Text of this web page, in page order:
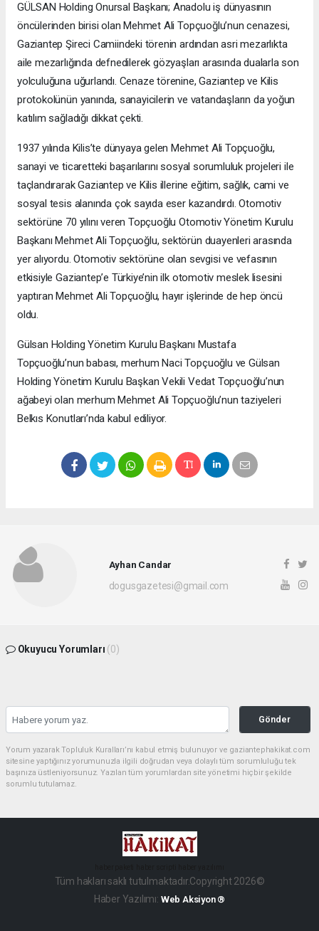
GÜLSAN Holding Onursal Başkanı; Anadolu iş dünyasının
öncülerinden birisi olan Mehmet Ali Topçuoğlu’nun cenazesi,
Gaziantep Şireci Camiindeki törenin ardından asri mezarlıkta
aile mezarlığında defnedilerek gözyaşları arasında dualarla son
yolculuğuna uğurlandı. Cenaze törenine, Gaziantep ve Kilis
protokolünün yanında, sanayicilerin ve vatandaşların da yoğun
katılım sağladığı dikkat çekti.
1937 yılında Kilis’te dünyaya gelen Mehmet Ali Topçuoğlu,
sanayi ve ticaretteki başarılarını sosyal sorumluluk projeleri ile
taçlandırarak Gaziantep ve Kilis illerine eğitim, sağlık, cami ve
sosyal tesis alanında çok sayıda eser kazandırdı. Otomotiv
sektörüne 70 yılını veren Topçuoğlu Otomotiv Yönetim Kurulu
Başkanı Mehmet Ali Topçuoğlu, sektörün duayenleri arasında
yer alıyordu. Otomotiv sektörüne olan sevgisi ve vefasının
etkisiyle Gaziantep’e Türkiye’nin ilk otomotiv meslek lisesini
yaptıran Mehmet Ali Topçuoğlu, hayır işlerinde de hep öncü
oldu.
Gülsan Holding Yönetim Kurulu Başkanı Mustafa
Topçuoğlu’nun babası, merhum Naci Topçuoğlu ve Gülsan
Holding Yönetim Kurulu Başkan Vekili Vedat Topçuoğlu’nun
ağabeyi olan merhum Mehmet Ali Topçuoğlu’nun taziyeleri
Belkıs Konutları’nda kabul ediliyor.
Ayhan Candar
dogusgazetesi@gmail.com
Okuyucu Yorumları (0)
Gönder
Yorum yazarak Topluluk Kuralları’nı kabul etmiş bulunuyor ve gaziantephakikat.com
sitesine yaptığınız yorumunuzla ilgili doğrudan veya dolaylı tüm sorumluluğu tek
başınıza üstleniyorsunuz. Yazılan tüm yorumlardan site yönetimi hiçbir şekilde
sorumlu tutulamaz.
Tüm hakları saklı tutulmaktadır.Copyright 2026©
Haber Yazılımı: Web Aksiyon ®